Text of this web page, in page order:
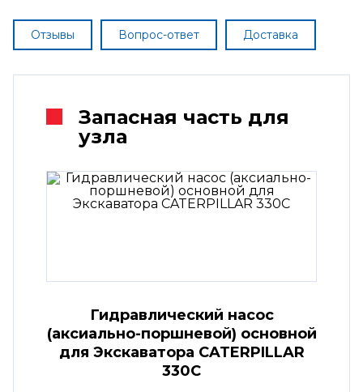
Отзывы Вопрос-ответ Доставка
Запасная часть для
узла
Гидравлический насос
(аксиально-поршневой) основной
для Экскаватора CATERPILLAR
330C